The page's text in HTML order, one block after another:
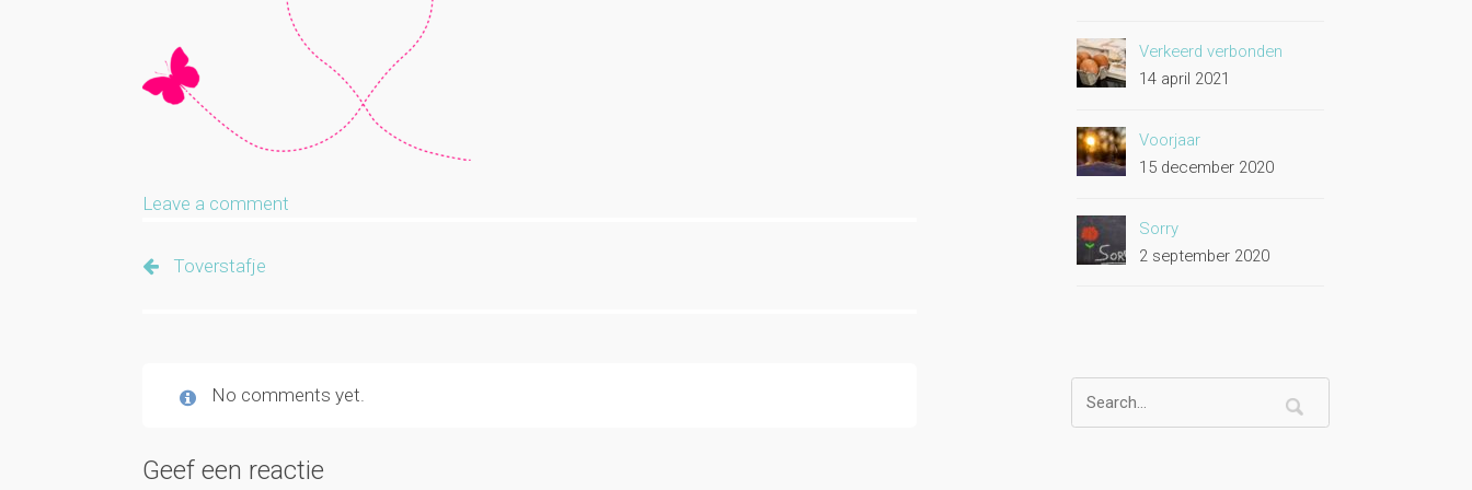
Leave a comment
Toverstafje
No comments yet.
Geef een reactie
Verkeerd verbonden
14 april 2021
Voorjaar
15 december 2020
Sorry
2 september 2020